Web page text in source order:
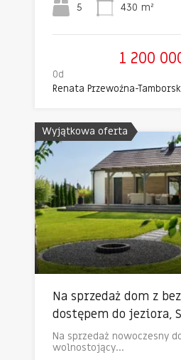
5 430 m²
1 200
Od
Renata Przewoźna-
Wyjątkowa oferta
Na sprzedaż dom z
dostępem do jeziora,
Na sprzedaż nowoczesny
wolnostojący…